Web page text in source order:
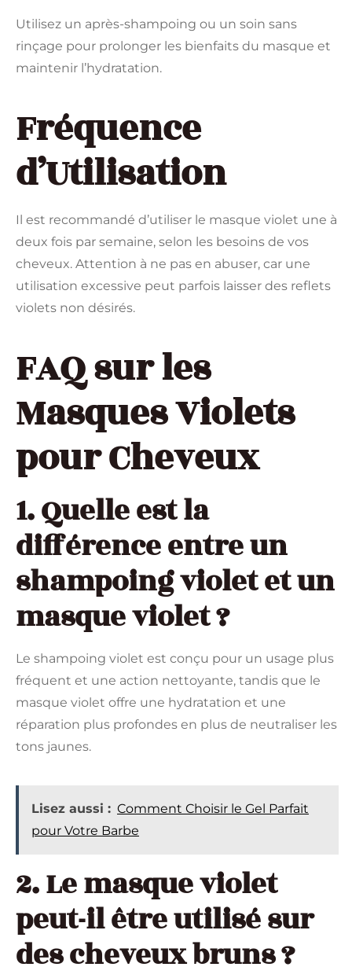
Utilisez un après-shampoing ou un soin sans
rinçage pour prolonger les bienfaits du masque et
maintenir l’hydratation.
Fréquence
d’Utilisation
Il est recommandé d’utiliser le masque violet une à
deux fois par semaine, selon les besoins de vos
cheveux. Attention à ne pas en abuser, car une
utilisation excessive peut parfois laisser des reflets
violets non désirés.
FAQ sur les
Masques Violets
pour Cheveux
1. Quelle est la
différence entre un
shampoing violet et un
masque violet ?
Le shampoing violet est conçu pour un usage plus
fréquent et une action nettoyante, tandis que le
masque violet offre une hydratation et une
réparation plus profondes en plus de neutraliser les
tons jaunes.
Lisez aussi : Comment Choisir le Gel Parfait
pour Votre Barbe
2. Le masque violet
peut-il être utilisé sur
des cheveux bruns ?